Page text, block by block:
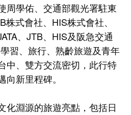
周學佑、交通部觀光署駐東
式會社、HIS株式會社、
、JTB、HIS及阪急交通
習、旅行、熟齡旅遊及青年
中、雙方交流密切，此行特
新里程碑。
化淵源的旅遊亮點，包括日